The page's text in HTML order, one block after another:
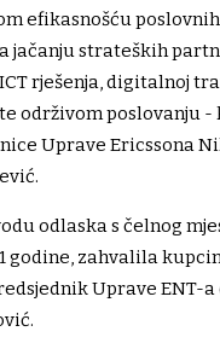
efikasnošću
jačanju strateških
rješenja, digitalnoj
održivom poslovanju
Uprave Ericssona
odlaska s čelnog
godine, zahvalila
Uprave ENT-a